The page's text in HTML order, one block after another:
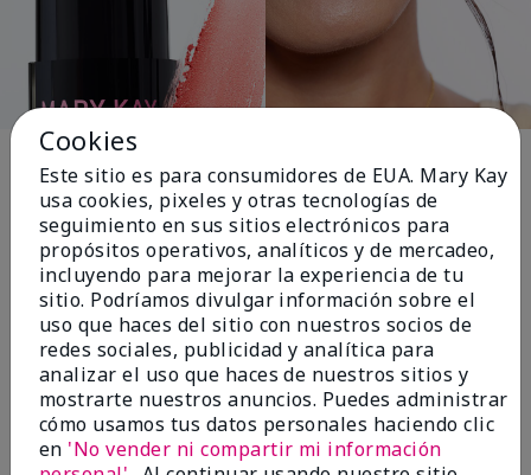
El rosa cambia
vidas®
Más de $18 millones donados a nivel
global desde 2008 para impulsar la
investigación contra el cáncer, erradicar
la violencia doméstica, promover el
empoderamiento económico y
transformar comunidades.
Cookies
Este sitio es para consumidores de EUA. Mary Kay
usa cookies, pixeles y otras tecnologías de
seguimiento en sus sitios electrónicos para
propósitos operativos, analíticos y de mercadeo,
incluyendo para mejorar la experiencia de tu
sitio. Podríamos divulgar información sobre el
uso que haces del sitio con nuestros socios de
redes sociales, publicidad y analítica para
analizar el uso que haces de nuestros sitios y
mostrarte nuestros anuncios. Puedes administrar
cómo usamos tus datos personales haciendo clic
en 'No vender ni compartir mi información